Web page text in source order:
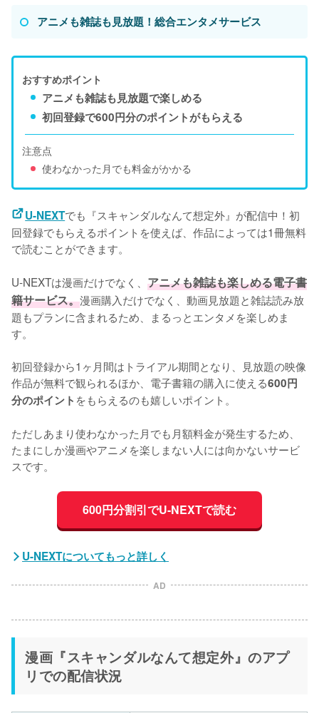
アニメも雑誌も見放題！総合エンタメサービス
おすすめポイント
アニメも雑誌も見放題で楽しめる
初回登録で600円分のポイントがもらえる
注意点
使わなかった月でも料金がかかる
U-NEXTでも『スキャンダルなんて想定外』が配信中！初
回登録でもらえるポイントを使えば、作品によっては1冊無料
で読むことができます。
U-NEXTは漫画だけでなく、 アニメも雑誌も楽しめる電子書
籍サービス。漫画購入だけでなく、動画見放題と雑誌読み放
題もプランに含まれるため、まるっとエンタメを楽しめま
す。
初回登録から1ヶ月間はトライアル期間となり、見放題の映像
作品が無料で観られるほか、電子書籍の購入に使える600円
分のポイント をもらえるのも嬉しいポイント。
ただしあまり使わなかった月でも月額料金が発生するため、
たまにしか漫画やアニメを楽しまない人には向かないサービ
スです。
600円分割引でU-NEXTで読む
U-NEXTについてもっと詳しく
AD
漫画『スキャンダルなんて想定外』のアプ
リでの配信状況